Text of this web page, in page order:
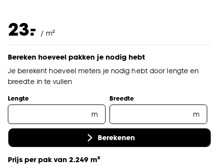
23.
- / m²
Bereken hoeveel pakken je nodig hebt
Je berekent hoeveel meters je nodig hebt door lengte en
breedte in te vullen
Lengte
m
Breedte
m
Berekenen
Prijs per pak van 2.249 m²